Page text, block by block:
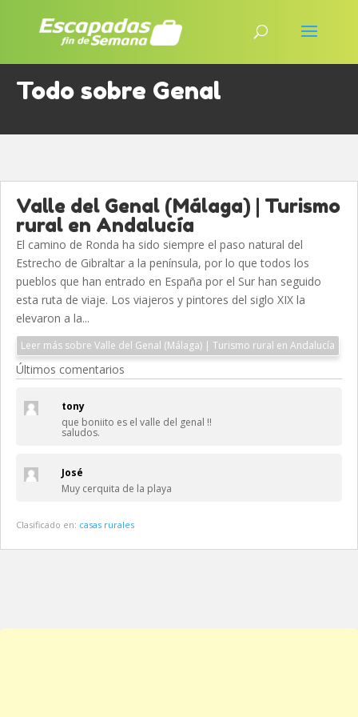
Todo sobre Genal
Valle del Genal (Málaga) | Turismo
rural en Andalucía
El camino de Ronda ha sido siempre el paso natural del
Estrecho de Gibraltar a la península, por lo que todos los
pueblos que han entrado en España por el Sur han seguido
esta ruta de viaje. Los viajeros y pintores del siglo XIX la
elevaron a la...
Leer más sobre Valle del Genal (Málaga) | Turismo rural en Andalucía
Últimos comentarios
tony
que boniito es el valle del genal !!
saludos.
José
Muy cerquita de la playa
Clasificado en: casas rurales